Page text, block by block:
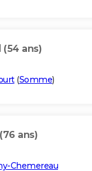
(54 ans)
(Somme)
(76 ans)
Chemereau